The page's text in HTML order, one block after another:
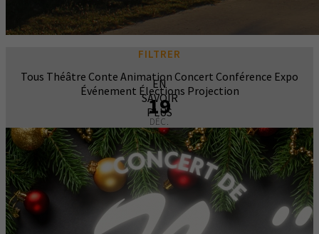
FILTRER
Tous Théâtre Conte Animation Concert Conférence Expo
Événement Élections Projection
19
DÉC.
EN
SAVOIR
PLUS